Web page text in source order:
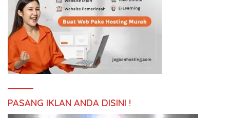
PASANG IKLAN ANDA DISINI !